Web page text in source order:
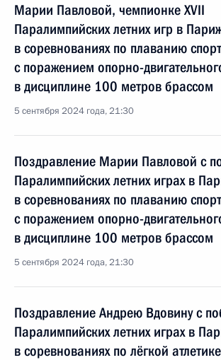
Марии Павловой, чемпионке XVII
Паралимпийских летних игр в
в соревнованиях по плаванию
с поражением опорно-
в дисциплине 100 метров брассом
5 сентября 2024 года, 21:30
Поздравление Марии Павловой с
Паралимпийских летних играх в
в соревнованиях по плаванию
с поражением опорно-
в дисциплине 100 метров брассом
5 сентября 2024 года, 21:30
Поздравление Андрею Вдовину с
Паралимпийских летних играх в
в соревнованиях по лёгкой